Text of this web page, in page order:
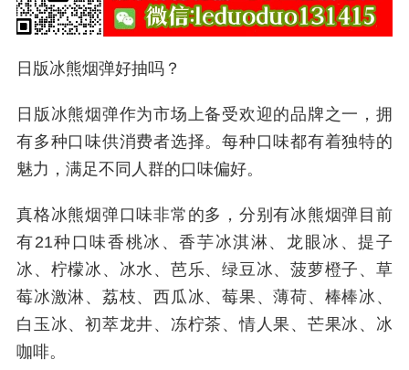
日版冰熊烟弹好抽吗？
日版 冰熊烟弹作为市场上备受欢迎的品牌之一，拥
有多种口味供消费者选择。每种口味都有着独特的
魅力，满足不同人群的口味偏好。
真格冰熊烟弹口味非常的多，分别有冰熊烟弹目前
有21种口味香桃冰、香芋冰淇淋、龙眼冰、提子
冰、柠檬冰、冰水、芭乐、绿豆冰、菠萝橙子、草
莓冰激淋、荔枝、西瓜冰、莓果、薄荷、棒棒冰、
白玉冰、初萃龙井、冻柠茶、情人果、芒果冰、冰
咖啡。